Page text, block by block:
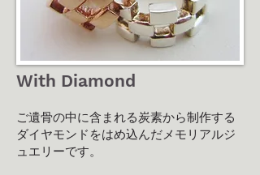
With Diamond
ご遺骨の中に含まれる炭素から制作する
ダイヤモンドをはめ込んだメモリアルジ
ュエリーです。 ​